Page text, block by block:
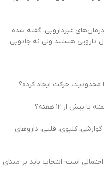
ضمن تأکید بر درمان‌های غیردارویی، گفته شده
محدودیت حرکت ایجاد کرده؟
کلیوی، قلبی، داروهای
است؛ انتخاب باید بر مبنای